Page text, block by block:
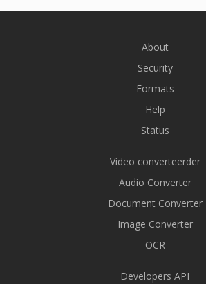
About
Security
Formats
Help
Status
Video converteerder
Audio Converter
Document Converter
Image Converter
OCR
Developers API